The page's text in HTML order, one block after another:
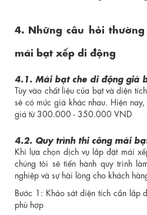
4. Những câu hỏi
mái bạt xếp di động
4.1. Mái bạt che di động giá
Tùy vào chất liệu của bạt và diện
sẽ có mức giá khác nhau. Hiện
giá từ 300.000 - 350.000 VND
4.2. Quy trình thi công mái
Khi lựa chọn dịch vụ lắp đặt mái
chúng tôi sẽ tiến hành quy trình
nghiệp và sự hài lòng cho khách
Bước 1: Khảo sát diện tích cần lắp
phù hợp